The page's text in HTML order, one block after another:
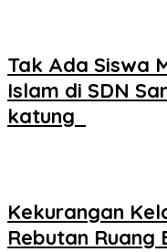
Tak Ada Siswa
Islam di SDN
katung ‎
Kekurangan
Rebutan Ruang